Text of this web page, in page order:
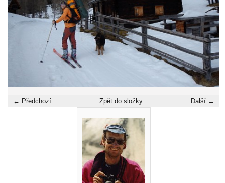
← Předchozí Další →
Zpět do složky